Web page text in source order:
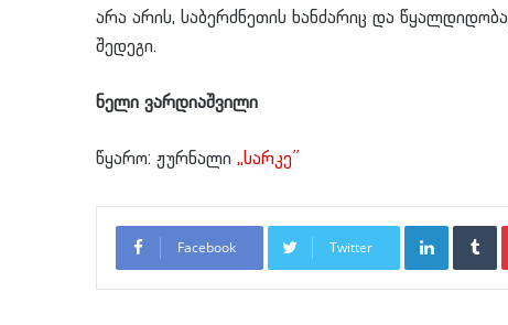
არა არის, საბერძნეთის ხანძარიც და
შედეგი.
ნელი ვარდიაშვილი
წყარო: ჟურნალი ,,სარკე”
Facebook Twitter
LinkedIn